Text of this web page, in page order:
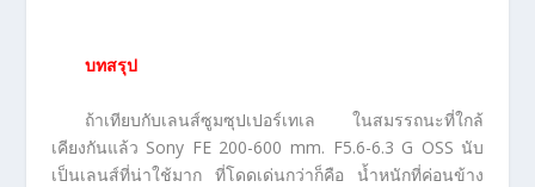
บทสรุป
ถ้าเทียบกับเลนส์ซูมซุปเปอร์เทเล ในสมรรถนะที่ใกล้
เคียงกันแล้ว Sony FE 200-600 mm. F5.6-6.3 G OSS นับ
เป็นเลนส์ที่น่าใช้มาก ที่โดดเด่นกว่าก็คือ น้ำหนักที่ค่อนข้าง